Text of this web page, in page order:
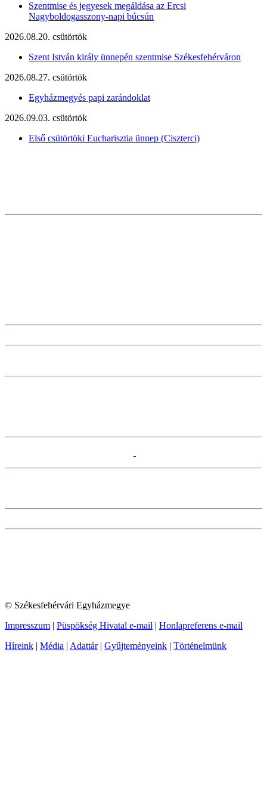
Szentmise és jegyesek megáldása az Ercsi
Nagyboldogasszony-napi búcsún
2026.08.20. csütörtök
Szent István király ünnepén szentmise Székesfehérváron
2026.08.27. csütörtök
Egyházmegyés papi zarándoklat
2026.09.03. csütörtök
Első csütörtöki Eucharisztia ünnep (Ciszterci)
© Székesfehérvári Egyházmegye
Impresszum | Püspökség Hivatal e-mail | Honlapreferens e-mail
Híreink | Média | Adattár| Gyűjteményeink | Történelmünk